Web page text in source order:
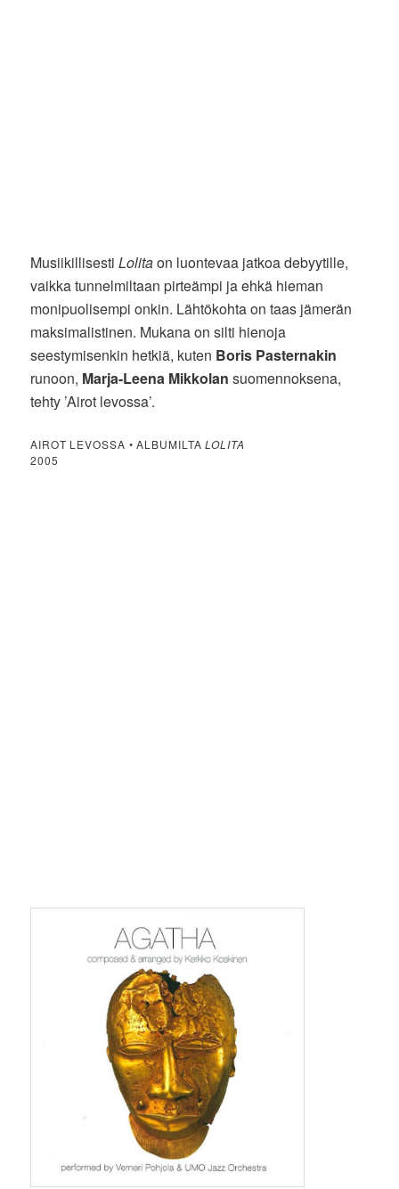
MusiikillisestiLolitaon luontevaa jatkoa debyytille,
vaikka tunnelmiltaan pirteämpi ja ehkä hieman
monipuolisempi onkin. Lähtökohta on taas jämerän
maksimalistinen. Mukana on silti hienoja
seestymisenkin hetkiä, kuten Boris Pasternakin
runoon, Marja-Leena Mikkolan suomennoksena,
tehty ’Airot levossa’.
AIROT LEVOSSA • ALBUMILTALOLITA
2005